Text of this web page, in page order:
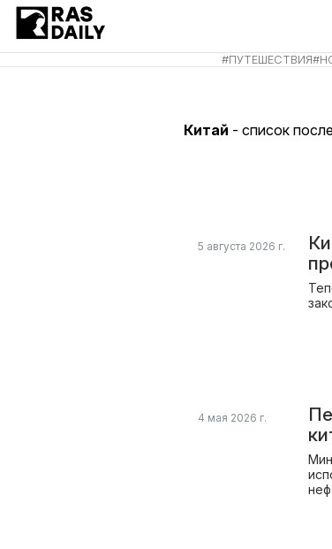
#ПУТЕШЕСТВИЯ#
Китай - список
5 августа 2026 г.
4 мая 2026 г.